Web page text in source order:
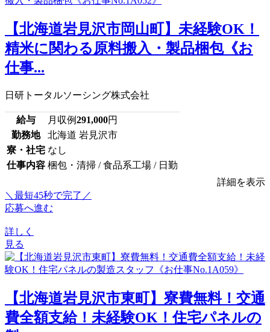
【北海道岩見沢市岡山町】未経験OK！
精米に関わる原料搬入・製品梱包《お
仕事...
日研トータルソーシング株式会社
給与 月収例291,000円
勤務地
北海道 岩見沢市
寮・社宅 なし
仕事内容 梱包・清掃 / 食品系工場 / 日勤
詳細を表示
＼最短45秒で完了／
応募へ進む
詳しく
見る
【北海道岩見沢市東町】寮費無料！交通
費全額支給！未経験OK！住宅パネルの